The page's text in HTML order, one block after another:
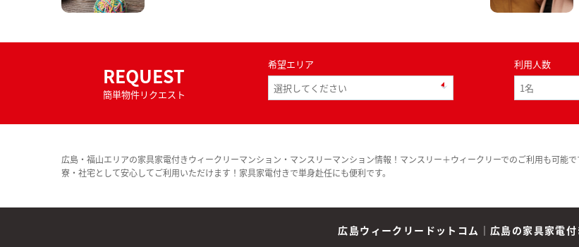
REQUEST
簡単物件リクエスト
希望エリア 利用人数
広島・福山エリアの家具家電付きウィークリーマンション・マンスリーマンション情報！マンスリー＋ウィークリーでのご利用も可能
寮・社宅として安心してご利用いただけます！家具家電付きで単身赴任にも便利です。
広島ウィークリードットコム ｜ 広島の家具家電